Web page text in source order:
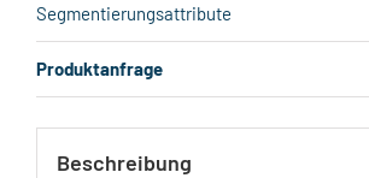
Segmentierungsattribute
Produktanfrage
Beschreibung